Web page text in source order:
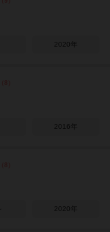
2020年
2016年
2020年